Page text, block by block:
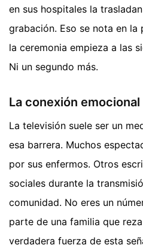
en sus hospitales la
grabación. Eso se nota en la
la ceremonia empieza a las
Ni un segundo más.
La conexión
La televisión suele ser un
esa barrera. Muchos
por sus enfermos. Otros
sociales durante la
comunidad. No eres un
parte de una familia que
verdadera fuerza de esta